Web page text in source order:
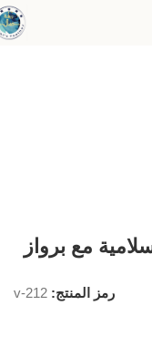
مع برواز
رمز المنتج: v-212